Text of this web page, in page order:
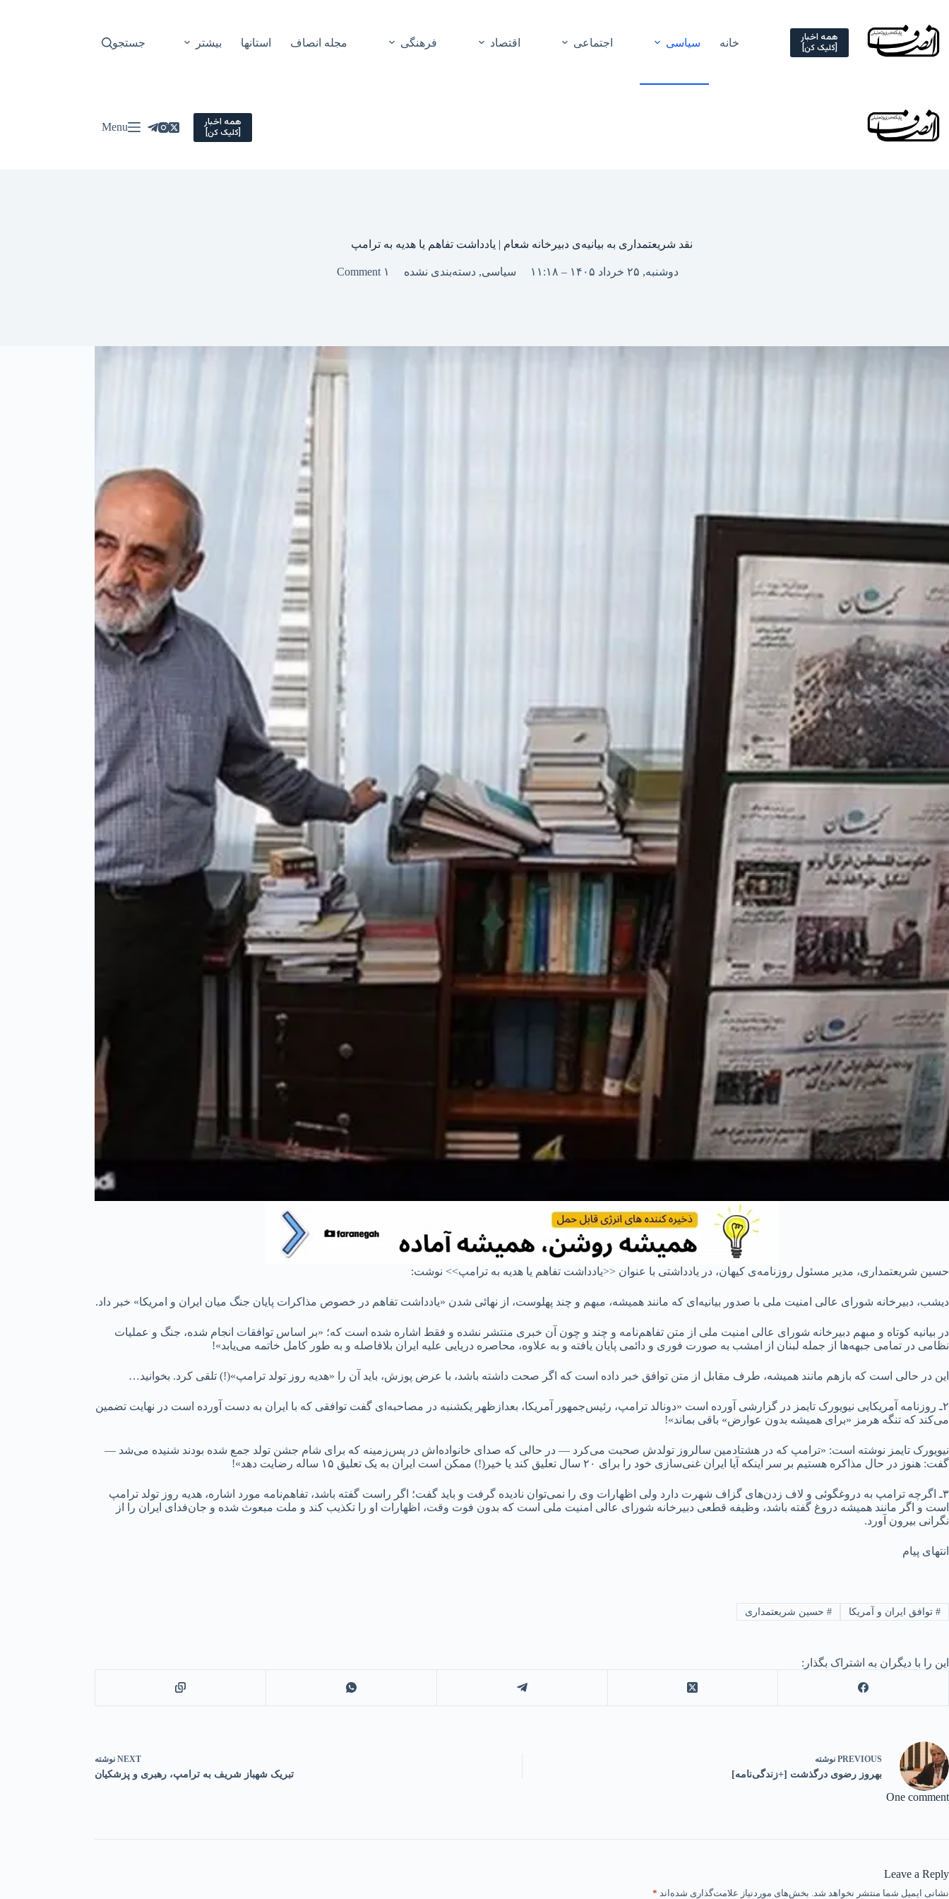
content
همه اخبار
[کلیک کن] خانه سیاسی اجتماعی اقتصاد فرهنگی مجله انصاف استانها بیشتر جستجو
همه اخبار
[کلیک کن] Menu
نقد شریعتمداری به بیانیه‌ی دبیرخانه شعام | یادداشت تفاهم یا هدیه به ترامپ
دوشنبه, ۲۵ خرداد ۱۴۰۵ – ۱۱:۱۸ سیاسی, دسته‌بندی نشده ۱ Comment
حسین شریعتمداری، مدیر مسئول روزنامه‌ی کیهان، در یادداشتی با عنوان <<یادداشت تفاهم یا هدیه به ترامپ>> نوشت:
دیشب، دبیرخانه شورای عالی امنیت ملی با صدور بیانیه‌ای که مانند همیشه، مبهم و چند پهلوست، از نهائی شدن «یادداشت تفاهم در خصوص مذاکرات پایان جنگ میان ایران و امریکا» خبر داد.
در بیانیه کوتاه و مبهم دبیرخانه شورای عالی امنیت ملی از متن تفاهم‌نامه و چند و چون آن خبری منتشر نشده و فقط اشاره شده است که؛ «بر اساس توافقات انجام شده، جنگ و عملیات
نظامی در تمامی جبهه‌ها از جمله لبنان از امشب به صورت فوری و دائمی پایان یافته و به علاوه، محاصره دریایی علیه ایران بلافاصله و به طور کامل خاتمه می‌یابد»!
این در حالی است که بازهم مانند همیشه، طرف مقابل از متن توافق خبر داده است که اگر صحت داشته باشد، با عرض پوزش، باید آن را «هدیه روز تولد ترامپ»(!) تلقی کرد. بخوانید…
۲ـ روزنامه آمریکایی نیویورک تایمز در گزارشی آورده است «دونالد ترامپ، رئیس‌جمهور آمریکا، بعدازظهر یکشنبه در مصاحبه‌ای گفت توافقی که با ایران به دست آورده است در نهایت تضمین
می‌کند که تنگه هرمز «برای همیشه بدون عوارض» باقی بماند»!
نیویورک تایمز نوشته است:‌ «ترامپ که در هشتادمین سالروز تولدش صحبت می‌کرد — در حالی که صدای خانواده‌اش در پس‌زمینه که برای شام جشن تولد جمع شده بودند شنیده می‌شد —
گفت: هنوز در حال مذاکره هستیم بر سر اینکه آیا ایران غنی‌سازی خود را برای ۲۰ سال تعلیق کند یا خیر(!) ممکن است ایران به یک تعلیق ۱۵ ساله رضایت دهد»!
۳ـ اگرچه ترامپ به دروغگوئی و لاف زدن‌های گزاف شهرت دارد ولی اظهارات وی را نمی‌توان نادیده گرفت و باید گفت؛ اگر راست گفته باشد، تفاهم‌نامه مورد اشاره، هدیه روز تولد ترامپ
است و اگر مانند همیشه دروغ گفته باشد، وظیفه قطعی دبیرخانه شورای عالی امنیت ملی است که بدون فوت وقت، اظهارات او را تکذیب کند و ملت مبعوث شده و جان‌فدای ایران را از
نگرانی بیرون آورد.
انتهای پیام
#توافق ایران و آمریکا #حسین شریعتمداری
این را با دیگران به اشتراک بگذار:
PREVIOUS نوشته
بهروز رضوی درگذشت [+زندگی‌نامه]
NEXT نوشته
تبریک شهباز شریف به ترامپ، رهبری و پزشکیان
One comment
Leave a Reply
نشانی ایمیل شما منتشر نخواهد شد. بخش‌های موردنیاز علامت‌گذاری شده‌اند *